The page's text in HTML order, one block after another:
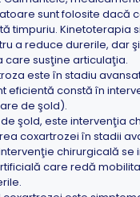
sunt folosite dacă
timpuriu. Kinetoterapia
a reduce durerile, dar
care susţine articulaţia.
este în stadiu
eficientă constă în
de şold).
şold, este intervenţia
coxartrozei în stadii
chirurgicală se
care redă